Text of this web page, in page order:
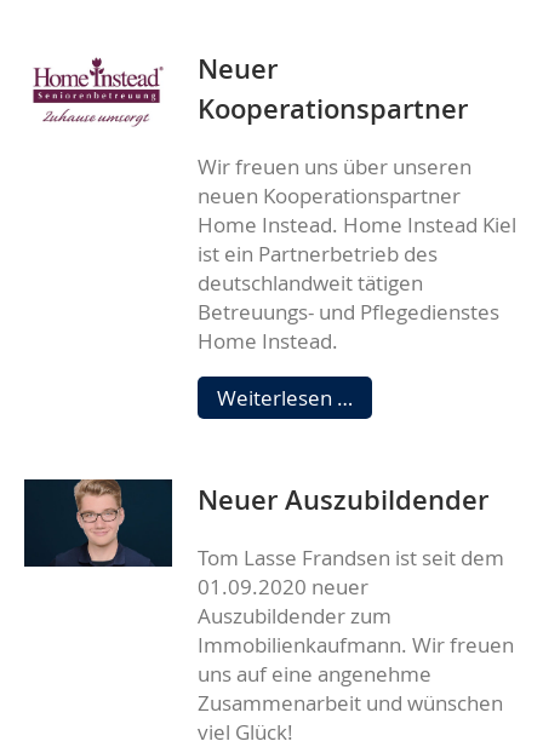
Neuer
Kooperationspartner
Wir freuen uns über unseren
neuen Kooperationspartner
Home Instead. Home Instead Kiel
ist ein Partnerbetrieb des
deutschlandweit tätigen
Betreuungs- und Pflegedienstes
Home Instead.
Weiterlesen … Neuer
Neuer Auszubildender
Tom Lasse Frandsen ist seit dem
01.09.2020 neuer
Auszubildender zum
Immobilienkaufmann. Wir freuen
uns auf eine angenehme
Zusammenarbeit und wünschen
viel Glück!